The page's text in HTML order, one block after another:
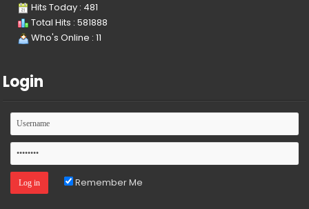
Hits Today : 481
Total Hits : 581888
Who's Online : 11
Login
Remember Me